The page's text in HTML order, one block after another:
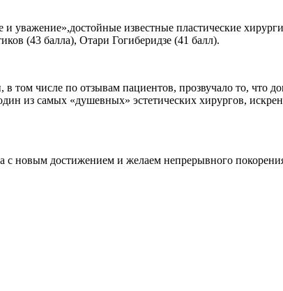
уважение»,достойные известные пластические
(43 балла), Отари Гогиберидзе (41 балл).
числе по отзывам пациентов, прозвучало то, что
из самых «душевных» эстетических хирургов,
с новым достижением и желаем непрерывного